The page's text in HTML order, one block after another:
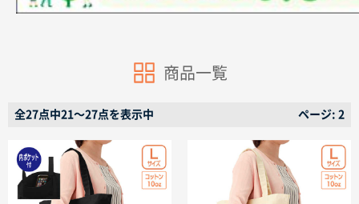
商品カテゴリーから探す
目的・シーンから探す
商品一覧
全27点中21〜27点を表示中 ページ: 2